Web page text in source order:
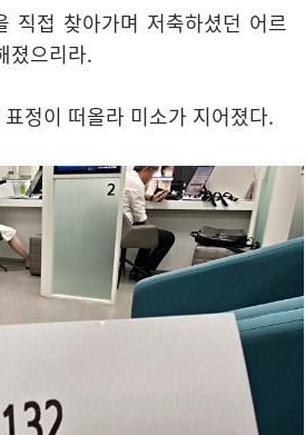
직접 찾아가며 저축하셨던 어르
졌으리라.
정이 떠올라 미소가 지어졌다.